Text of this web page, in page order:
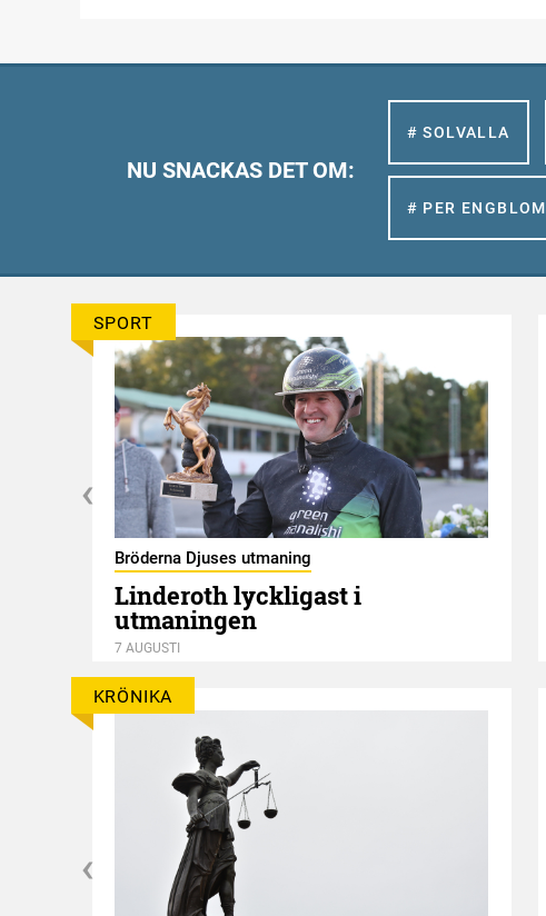
NU SNACKAS DET OM:
# SOLVALLA
# PER ENGBLOM
SPORT
Bröderna Djuses utmaning
Linderoth lyckligast i
utmaningen
7 AUGUSTI
KRÖNIKA